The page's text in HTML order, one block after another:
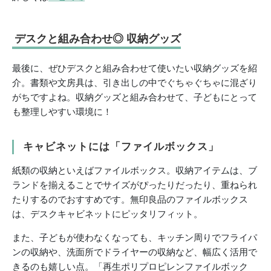
デスクと組み合わせ◎ 収納グッズ
最後に、ぜひデスクと組み合わせて使いたい収納グッズを紹
介。書類や文房具は、引き出しの中でぐちゃぐちゃに混ざり
がちですよね。収納グッズと組み合わせて、子どもにとって
も整理しやすい環境に！
キャビネットには「ファイルボックス」
紙類の収納といえばファイルボックス。収納アイテムは、ブ
ランドを揃えることでサイズがぴったりだったり、重ねられ
たりするのでおすすめです。無印良品のファイルボックス
は、デスクキャビネットにピッタリフィット。
また、子どもが使わなくなっても、キッチン周りでフライパ
ンの収納や、洗面所でドライヤーの収納など、幅広く活用で
きるのも嬉しい点。「再生ポリプロピレンファイルボック